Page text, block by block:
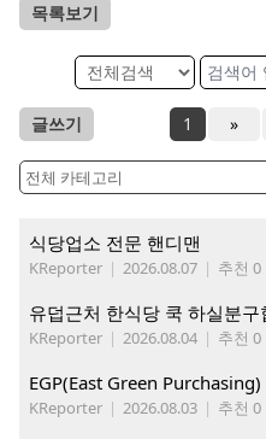
목록보기
글쓰기 1 »
식당업소 전문 핸디맨
KReporter | 2026.08.07 | 추천 0
유덥근처 한식당 쿡 하실분구
KReporter | 2026.08.04 | 추천 0
KReporter | 2026.08.03 | 추천 0